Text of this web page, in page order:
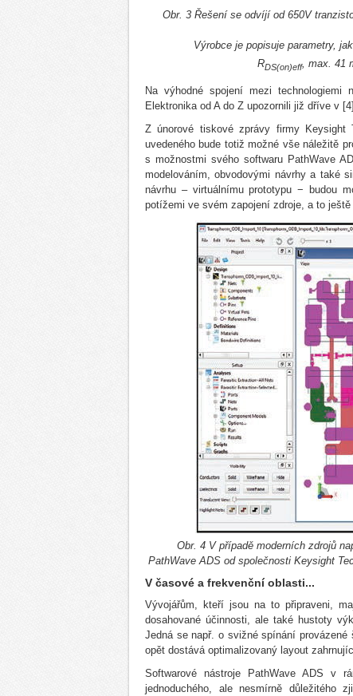
Obr. 3 Řešení se odvíjí od 650V
Výrobce je popisuje parametry,
RDS(on)eff, max. 41
Na výhodné spojení mezi
Elektronika od A do Z upozornili již dříve v [4].
Z únorové tiskové zprávy firmy
uvedeného bude totiž možné vše náležitě
s možnostmi svého softwaru PathWave
modelováním, obvodovými návrhy a také
návrhu – virtuálnímu prototypu − budou
potížemi ve svém zapojení zdroje, a to
Obr. 4 V případě moderních zdrojů
PathWave ADS od společnosti Keysight
V časové a frekvenční oblasti...
Vývojářům, kteří jsou na to připraveni,
dosahované účinnosti, ale také hustoty
Jedná se např. o svižné spínání
opět dostává optimalizovaný layout
Softwarové nástroje PathWave ADS v
jednoduchého, ale nesmírně důležitého